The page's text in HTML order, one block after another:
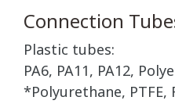
Connection
Plastic tubes:
PA6, PA11, PA12,
*Polyurethane, PTFE,